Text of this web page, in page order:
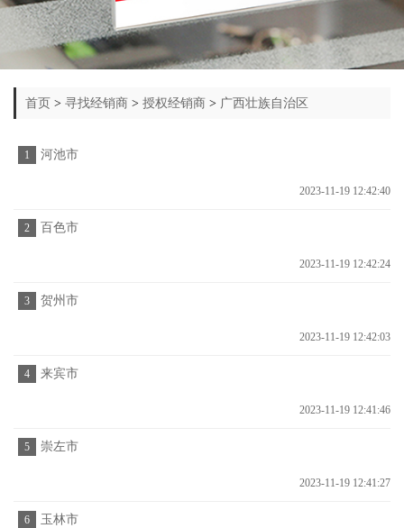
首页 > 寻找经销商 > 授权经销商 > 广西壮族自治区
1 河池市
2023-11-19 12:42:40
2 百色市
2023-11-19 12:42:24
3 贺州市
2023-11-19 12:42:03
4 来宾市
2023-11-19 12:41:46
5 崇左市
2023-11-19 12:41:27
6 玉林市